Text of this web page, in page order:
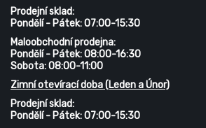
Prodejní sklad:
Pondělí - Pátek: 07:00-15:30
Maloobchodní prodejna:
Pondělí - Pátek: 08:00-16:30
Sobota: 08:00-11:00
Zimní otevírací doba (Leden a Únor)
Prodejní sklad:
Pondělí - Pátek: 07:00-15:30